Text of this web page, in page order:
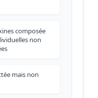
composée
non
mais non